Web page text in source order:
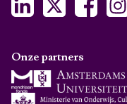
Onze partners